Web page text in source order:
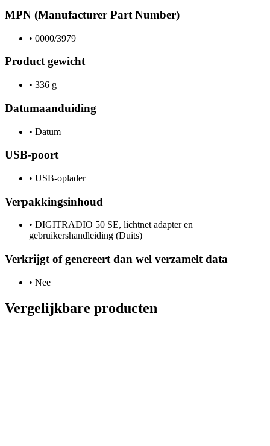
MPN (Manufacturer Part Number)
• 0000/3979
Product gewicht
• 336 g
Datumaanduiding
• Datum
USB-poort
• USB-oplader
Verpakkingsinhoud
• DIGITRADIO 50 SE, lichtnet adapter en
gebruikershandleiding (Duits)
Verkrijgt of genereert dan wel verzamelt data
• Nee
Vergelijkbare producten